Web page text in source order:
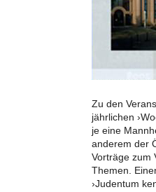
Zu den
jährlichen
je eine
anderem der
Vorträge zum
Themen.
›Judentum